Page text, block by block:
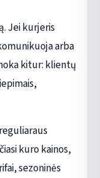
Jei kurjeris
arba
kitur: klientų
kuro kainos,
sezoninės